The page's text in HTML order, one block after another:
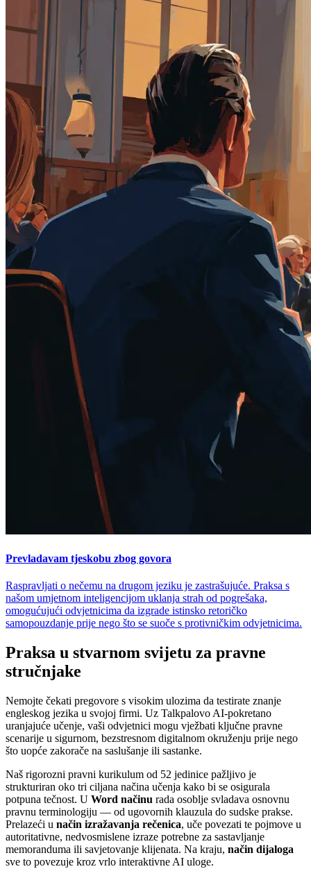
Prevladavam tjeskobu zbog govora
Raspravljati o nečemu na drugom jeziku je zastrašujuće. Praksa s
našom umjetnom inteligencijom uklanja strah od pogrešaka,
omogućujući odvjetnicima da izgrade istinsko retoričko
samopouzdanje prije nego što se suoče s protivničkim odvjetnicima.
Praksa u stvarnom svijetu za pravne
stručnjake
Nemojte čekati pregovore s visokim ulozima da testirate znanje
engleskog jezika u svojoj firmi. Uz Talkpalovo AI-pokretano
uranjajuće učenje, vaši odvjetnici mogu vježbati ključne pravne
scenarije u sigurnom, bezstresnom digitalnom okruženju prije nego
što uopće zakorače na saslušanje ili sastanke.
Naš rigorozni pravni kurikulum od 52 jedinice pažljivo je
strukturiran oko tri ciljana načina učenja kako bi se osigurala
potpuna tečnost. U Word načinu rada osoblje svladava osnovnu
pravnu terminologiju — od ugovornih klauzula do sudske prakse.
Prelazeći u način izražavanja rečenica, uče povezati te pojmove u
autoritativne, nedvosmislene izraze potrebne za sastavljanje
memoranduma ili savjetovanje klijenata. Na kraju, način dijaloga
sve to povezuje kroz vrlo interaktivne AI uloge.